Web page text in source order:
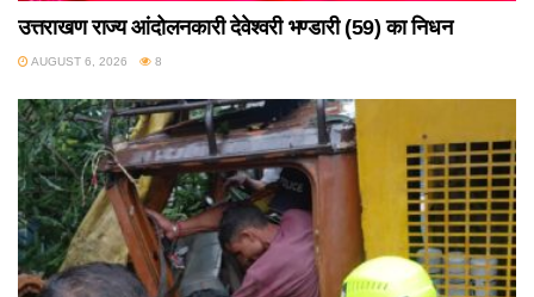
उत्तराखण राज्य आंदोलनकारी देवेश्वरी भण्डारी (59) का निधन
AUGUST 6, 2026 8